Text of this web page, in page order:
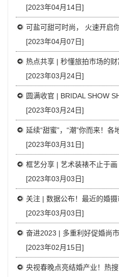
[2023年04月14日]
可盐可甜可时尚， 火速开启
[2023年04月07日]
热点共享 | 秒懂旅拍市场的
[2023年03月24日]
圆满收官 | BRIDAL SHOW
[2023年03月24日]
延续“甜蜜”，“潮”你而来！各
[2023年03月31日]
框艺分享 | 艺术装裱不止于画
[2023年03月03日]
关注 | 数据公布！最近的婚
[2023年03月03日]
奋进2023 | 多重利好促婚尚市
[2023年02月15日]
央视春晚点亮结婚产业！热